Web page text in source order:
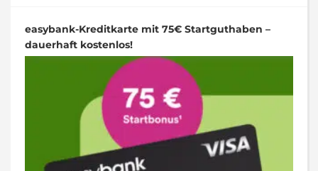
easybank-Kreditkarte mit 75€ Startguthaben –
dauerhaft kostenlos!